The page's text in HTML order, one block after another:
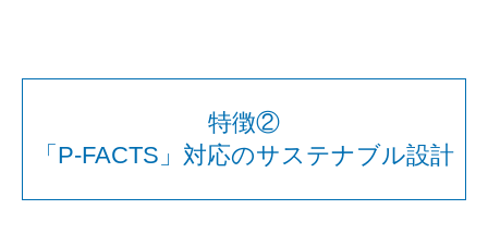
特徴②
「P-FACTS」対応のサステナブル設計